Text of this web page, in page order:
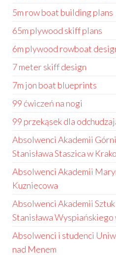
5m row boat building plans
65m plywood skiff plans
6m plywood rowboat
7 meter skiff design
7m jon boat blueprints
99 ćwiczeń na nogi
99 przekąsek dla
Absolwenci Akademii
Stanisława Staszica w
Absolwenci Akademii
Kuzniecowa
Absolwenci Akademii
Stanisława
Absolwenci i studenci
nad Menem